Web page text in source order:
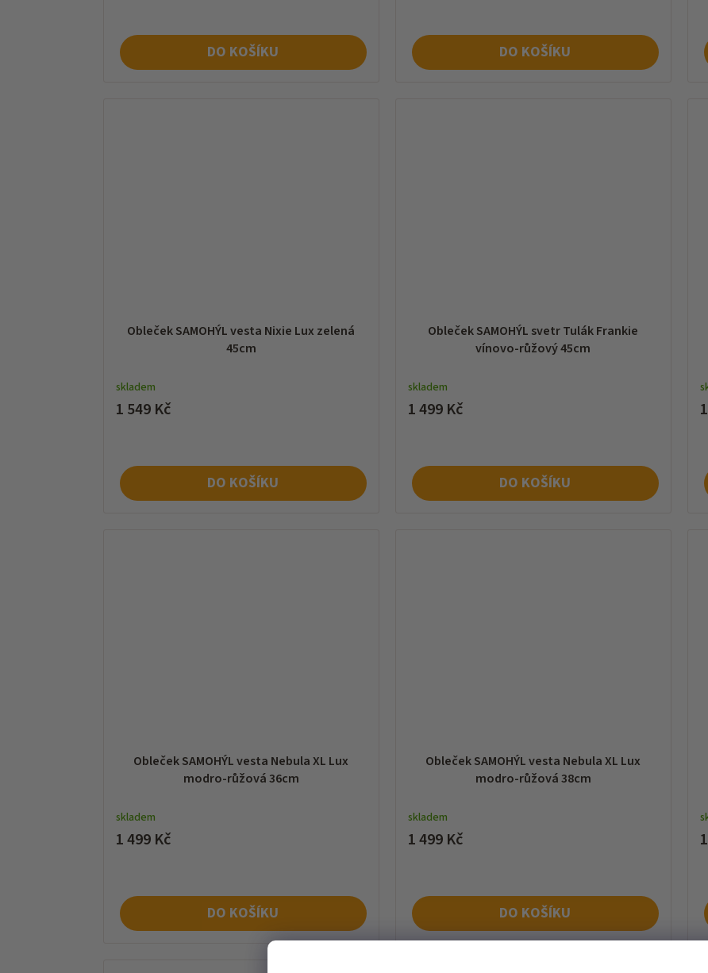
DO KOŠÍKU DO KOŠÍKU
Obleček SAMOHÝL vesta Nixie Lux zelená
45cm
skladem
1 549 Kč
DO KOŠÍKU
Obleček SAMOHÝL svetr Tulák Frankie
vínovo-růžový 45cm
skladem
1 499 Kč
DO KOŠÍKU
Obleček SAMOHÝL vesta Nebula XL Lux
modro-růžová 36cm
skladem
1 499 Kč
DO KOŠÍKU
Obleček SAMOHÝL vesta Nebula XL Lux
modro-růžová 38cm
skladem
1 499 Kč
DO KOŠÍKU